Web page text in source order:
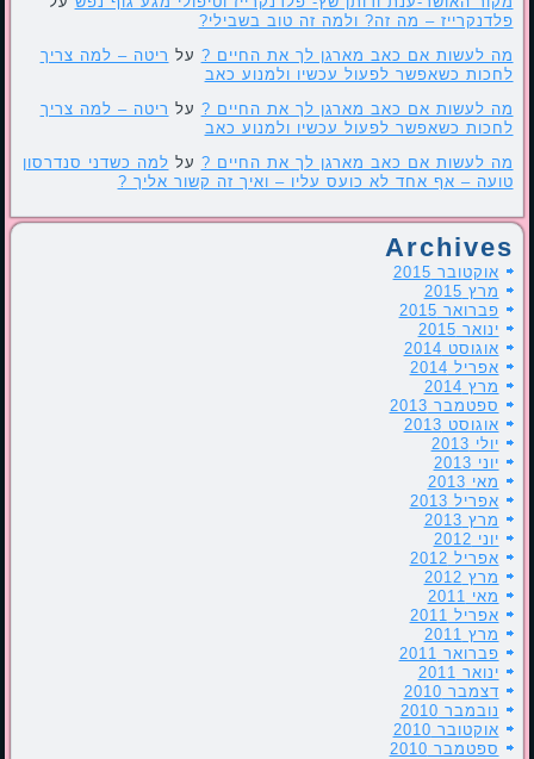
פלדנקרייז – מה זה? ולמה זה טוב בשבילי?
מה לעשות אם כאב מארגן לך את החיים ? על ריטה – למה צריך
לחכות כשאפשר לפעול עכשיו ולמנוע כאב
מה לעשות אם כאב מארגן לך את החיים ? על ריטה – למה צריך
לחכות כשאפשר לפעול עכשיו ולמנוע כאב
מה לעשות אם כאב מארגן לך את החיים ? על למה כשדני סנדרסון
טועה – אף אחד לא כועס עליו – ואיך זה קשור אליך ?
Archives
אוקטובר 2015
מרץ 2015
פברואר 2015
ינואר 2015
אוגוסט 2014
אפריל 2014
מרץ 2014
ספטמבר 2013
אוגוסט 2013
יולי 2013
יוני 2013
מאי 2013
אפריל 2013
מרץ 2013
יוני 2012
אפריל 2012
מרץ 2012
מאי 2011
אפריל 2011
מרץ 2011
פברואר 2011
ינואר 2011
דצמבר 2010
נובמבר 2010
אוקטובר 2010
ספטמבר 2010